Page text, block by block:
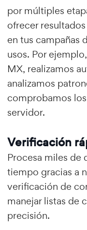
por múltiples
ofrecer
en tus campañas
usos. Por
MX, realizamos
analizamos
comprobamos
servidor.
Verificación
Procesa miles
tiempo gracias a
verificación de
manejar listas de
precisión.